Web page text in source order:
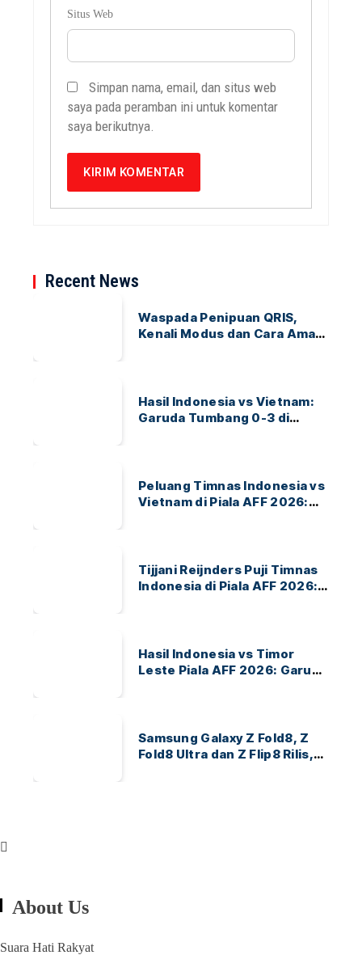
Situs Web
Simpan nama, email, dan situs web
saya pada peramban ini untuk komentar
saya berikutnya.
Recent News
Waspada Penipuan QRIS,
Kenali Modus dan Cara Aman
Hasil Indonesia vs Vietnam:
Garuda Tumbang 0-3 di
Peluang Timnas Indonesia vs
Vietnam di Piala AFF 2026:
Tijjani Reijnders Puji Timnas
Indonesia di Piala AFF 2026:
Hasil Indonesia vs Timor
Leste Piala AFF 2026: Garuda
Samsung Galaxy Z Fold8, Z
Fold8 Ultra dan Z Flip8 Rilis,
About Us
Suara Hati Rakyat